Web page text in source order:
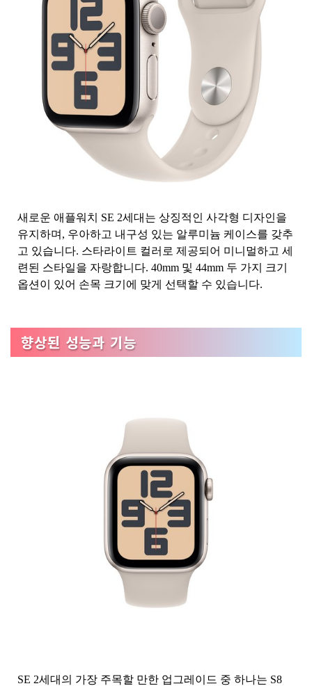
새로운 애플워치 SE 2세대는 상징적인 사각형 디자인을
유지하며, 우아하고 내구성 있는 알루미늄 케이스를 갖추
고 있습니다. 스타라이트 컬러로 제공되어 미니멀하고 세
련된 스타일을 자랑합니다. 40mm 및 44mm 두 가지 크기
옵션이 있어 손목 크기에 맞게 선택할 수 있습니다.
향상된 성능과 기능
SE 2세대의 가장 주목할 만한 업그레이드 중 하나는 S8